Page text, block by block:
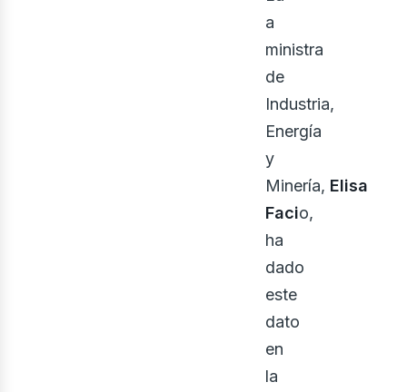
a
ministra
de
Industria,
Energía
y
Minería, Elisa
Facio,
ha
dado
este
dato
en
la